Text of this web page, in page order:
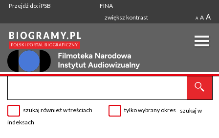
Przejdź do: iPSB
FINA
zwiększ kontrast
A A A
szukaj również w treściach tylko wybrany okres
szukaj w
indeksach